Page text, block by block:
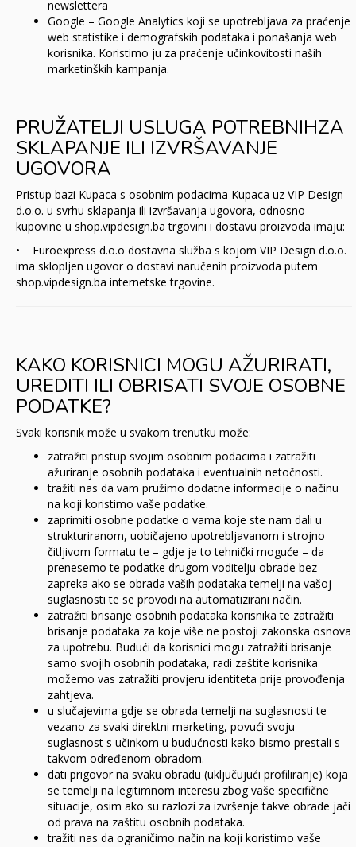
newslettera
Google – Google Analytics koji se upotrebljava za praćenje
web statistike i demografskih podataka i ponašanja web
korisnika. Koristimo ju za praćenje učinkovitosti naših
marketinških kampanja.
PRUŽATELJI USLUGA POTREBNIHZA
SKLAPANJE ILI IZVRŠAVANJE
UGOVORA
Pristup bazi Kupaca s osobnim podacima Kupaca uz VIP Design
d.o.o. u svrhu sklapanja ili izvršavanja ugovora, odnosno
kupovine u shop.vipdesign.ba trgovini i dostavu proizvoda imaju:
• Euroexpress d.o.o dostavna služba s kojom VIP Design d.o.o.
ima sklopljen ugovor o dostavi naručenih proizvoda putem
shop.vipdesign.ba internetske trgovine.
KAKO KORISNICI MOGU AŽURIRATI,
UREDITI ILI OBRISATI SVOJE OSOBNE
PODATKE?
Svaki korisnik može u svakom trenutku može:
zatražiti pristup svojim osobnim podacima i zatražiti
ažuriranje osobnih podataka i eventualnih netočnosti.
tražiti nas da vam pružimo dodatne informacije o načinu
na koji koristimo vaše podatke.
zaprimiti osobne podatke o vama koje ste nam dali u
strukturiranom, uobičajeno upotrebljavanom i strojno
čitljivom formatu te – gdje je to tehnički moguće – da
prenesemo te podatke drugom voditelju obrade bez
zapreka ako se obrada vaših podataka temelji na vašoj
suglasnosti te se provodi na automatizirani način.
zatražiti brisanje osobnih podataka korisnika te zatražiti
brisanje podataka za koje više ne postoji zakonska osnova
za upotrebu. Budući da korisnici mogu zatražiti brisanje
samo svojih osobnih podataka, radi zaštite korisnika
možemo vas zatražiti provjeru identiteta prije provođenja
zahtjeva.
u slučajevima gdje se obrada temelji na suglasnosti te
vezano za svaki direktni marketing, povući svoju
suglasnost s učinkom u budućnosti kako bismo prestali s
takvom određenom obradom.
dati prigovor na svaku obradu (uključujući profiliranje) koja
se temelji na legitimnom interesu zbog vaše specifične
situacije, osim ako su razlozi za izvršenje takve obrade jači
od prava na zaštitu osobnih podataka.
tražiti nas da ograničimo način na koji koristimo vaše